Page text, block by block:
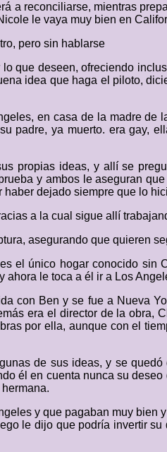
a reconciliarse, mientras
le vaya muy bien en
pero sin hablarse
que deseen, ofreciendo
idea que haga el piloto,
en casa de la madre
padre, ya muerto. era gay,
propias ideas, y allí se
y ambos le aseguran
dejado siempre que lo
a la cual sigue allí
asegurando que quieren
el único hogar conocido
ahora le toca a él ir a Los
con Ben y se fue a Nueva
era el director de la
por ella, aunque con el
de sus ideas, y se
él en cuenta nunca su
y que pagaban muy
le dijo que podría invertir